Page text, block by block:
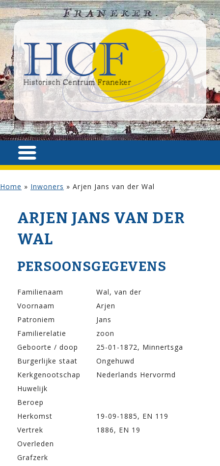
Home » Inwoners » Arjen Jans van der Wal
ARJEN JANS VAN DER
WAL
PERSOONSGEGEVENS
Familienaam
Wal, van der
Voornaam
Arjen
Patroniem
Jans
Familierelatie
zoon
Geboorte / doop
25-01-1872, Minnertsga
Burgerlijke staat
Ongehuwd
Kerkgenootschap
Nederlands Hervormd
Huwelijk
Beroep
Herkomst
19-09-1885, EN 119
Vertrek
1886, EN 19
Overleden
Grafzerk